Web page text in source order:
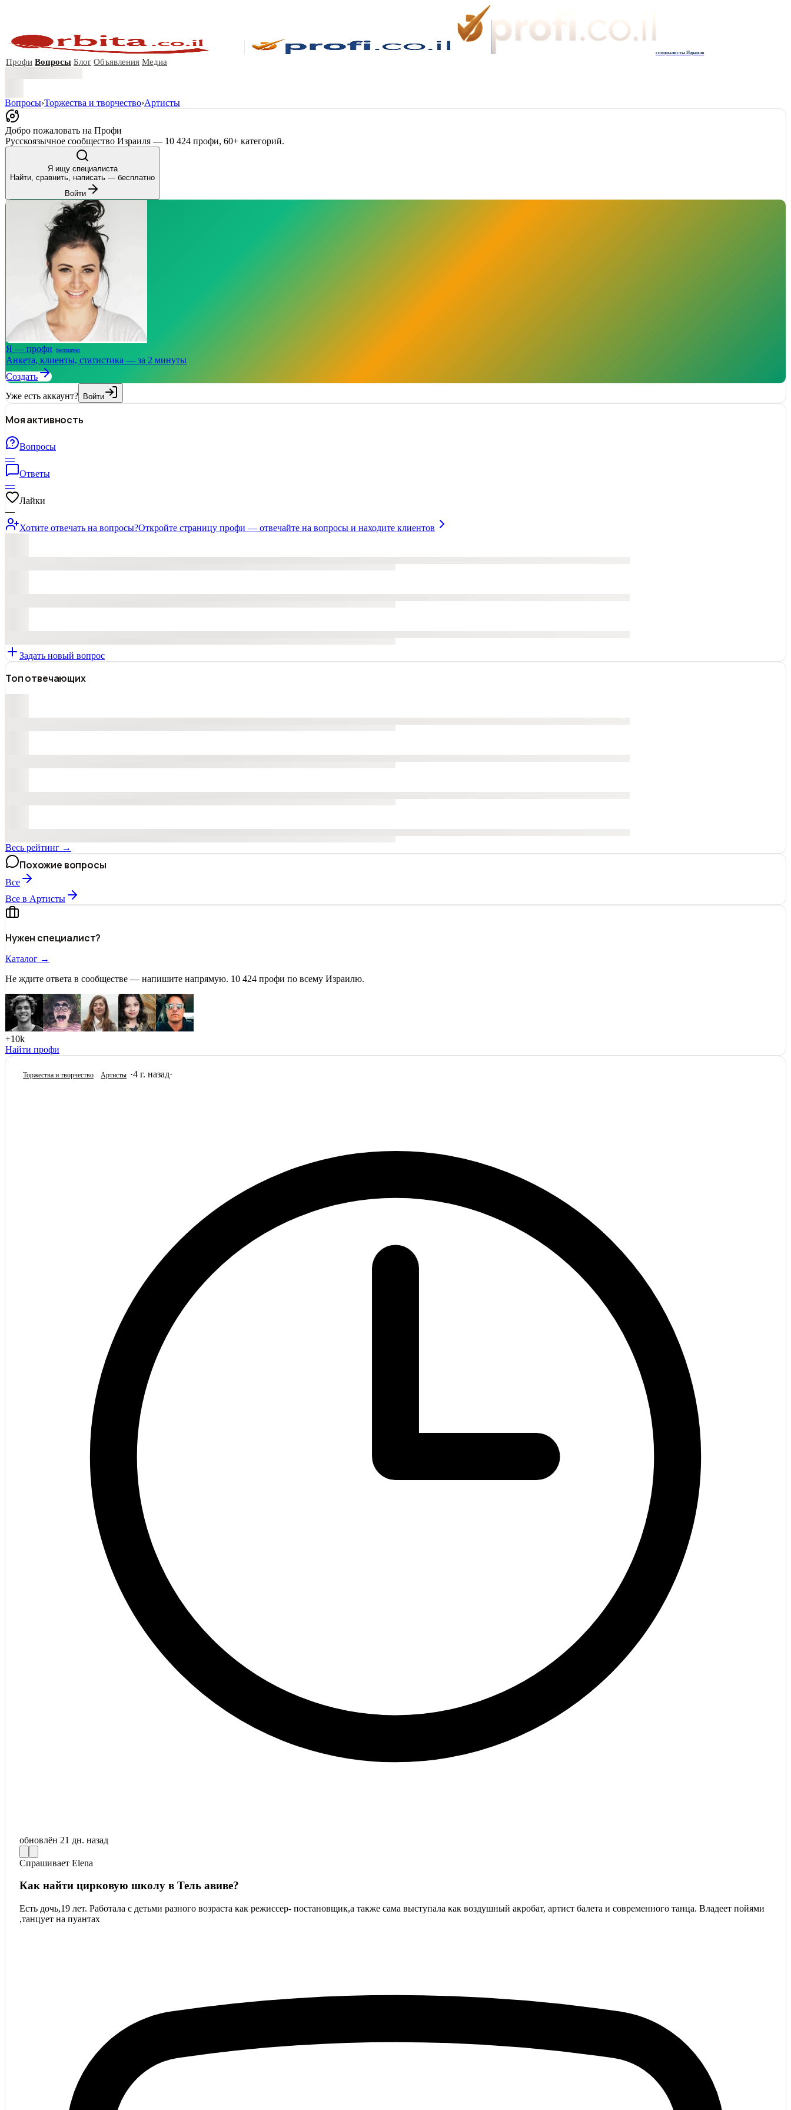
специалисты Израиля
Профи Вопросы Блог Объявления Медиа
Вопросы›Торжества и творчество›Артисты
Добро пожаловать на Профи
Русскоязычное сообщество Израиля — 10 424 профи, 60+ категорий.
Я ищу специалиста
Найти, сравнить, написать — бесплатно
Войти
Я — профи бесплатно
Анкета, клиенты, статистика — за 2 минуты
Создать
Уже есть аккаунт? Войти
Моя активность
Вопросы
—
Ответы
—
Лайки
—
Хотите отвечать на вопросы?Откройте страницу профи — отвечайте на вопросы и находите клиентов
Задать новый вопрос
Топ отвечающих
Весь рейтинг →
Похожие вопросы
Все
Все в Артисты
Нужен специалист?
Каталог →
Не ждите ответа в сообществе — напишите напрямую. 10 424 профи по всему Израилю.
+10k
Найти профи
Торжества и творчество Артисты ·4 г. назад·
обновлён 21 дн. назад
Спрашивает Elena
Как найти цирковую школу в Тель авиве?
Есть дочь,19 лет. Работала с детьми разного возраста как режиссер- постановщик,а также сама выступала как воздушный акробат, артист балета и современного танца. Владеет пойями
,танцует на пуантах